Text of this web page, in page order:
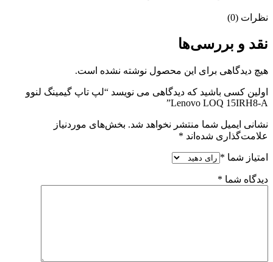
نظرات (0)
نقد و بررسی‌ها
هیچ دیدگاهی برای این محصول نوشته نشده است.
اولین کسی باشید که دیدگاهی می نویسد “لپ تاپ گیمینگ لنوو
Lenovo LOQ 15IRH8-A”
نشانی ایمیل شما منتشر نخواهد شد. بخش‌های موردنیاز
علامت‌گذاری شده‌اند *
امتیاز شما *
دیدگاه شما *